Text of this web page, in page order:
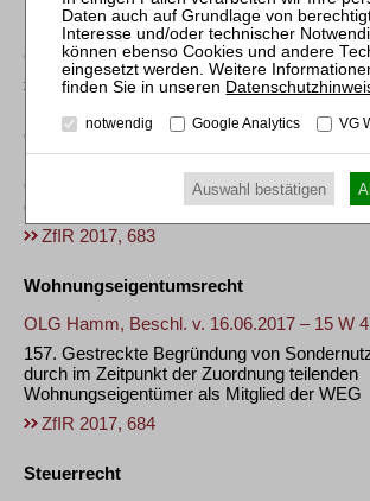
155. Fehlende Feststellung der
Nutzungsbefugnisse bei globaler Bestellung
Grunddienstbarkeiten
ZfIR 2017, 683
OLG München, Beschl. v. 04.07.2017 – 34
Grundbuchberichtigung nach dem Tod eines
einer als Eigentümerin eingetragenen
ZfIR 2017, 683
Wohnungseigentumsrecht
OLG Hamm, Beschl. v. 16.06.2017 – 15 W
157. Gestreckte Begründung von
durch im Zeitpunkt der Zuordnung teilenden
Wohnungseigentümer als Mitglied der WEG
ZfIR 2017, 684
Steuerrecht
notwendig Google Analytics VG
Auswahl bestätigen